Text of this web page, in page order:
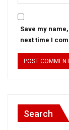
Save my
next time I
Search